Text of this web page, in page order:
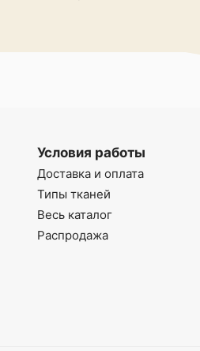
Условия работы
Доставка и оплата
Типы тканей
Весь каталог
Распродажа